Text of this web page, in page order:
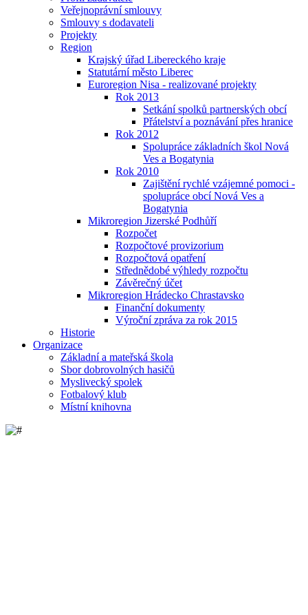
Veřejnoprávní smlouvy
Smlouvy s dodavateli
Projekty
Region
Krajský úřad Libereckého kraje
Statutární město Liberec
Euroregion Nisa - realizované projekty
Rok 2013
Setkání spolků partnerských obcí
Přátelství a poznávání přes hranice
Rok 2012
Spolupráce základních škol Nová
Ves a Bogatynia
Rok 2010
Zajištění rychlé vzájemné pomoci -
spolupráce obcí Nová Ves a
Bogatynia
Mikroregion Jizerské Podhůří
Rozpočet
Rozpočtové provizorium
Rozpočtová opatření
Střednědobé výhledy rozpočtu
Závěrečný účet
Mikroregion Hrádecko Chrastavsko
Finanční dokumenty
Výroční zpráva za rok 2015
Historie
Organizace
Základní a mateřská škola
Sbor dobrovolných hasičů
Myslivecký spolek
Fotbalový klub
Místní knihovna